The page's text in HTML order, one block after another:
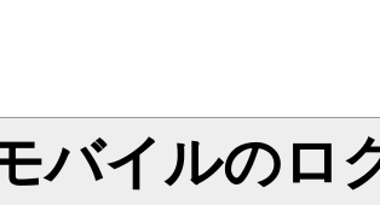
バイルのロ